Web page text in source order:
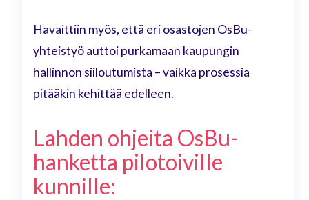
Havaittiin myös, että eri osastojen OsBu-
yhteistyö auttoi purkamaan kaupungin
hallinnon siiloutumista – vaikka prosessia
pitääkin kehittää edelleen.
Lahden ohjeita OsBu-
hanketta pilotoiville
kunnille: